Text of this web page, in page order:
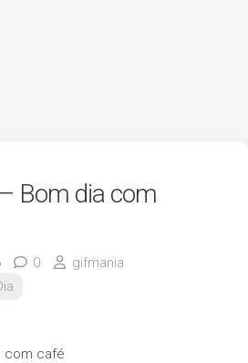
Bom dia com
0
gifmania
com café